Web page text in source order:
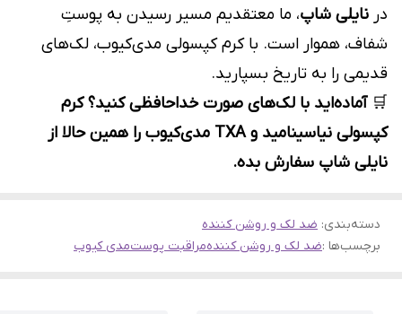
در نایلی شاپ، ما معتقدیم مسیر رسیدن به پوستِ
شفاف، هموار است. با کرم کپسولی مدی‌کیوب، لک‌های
قدیمی را به تاریخ بسپارید.
🛒آماده‌اید با لک‌های صورت خداحافظی کنید؟ کرم
کپسولی نیاسینامید و TXA مدی‌کیوب را همین حالا از
نایلی شاپ سفارش بده.
دسته‌بندی: ضد لک و روشن کننده
برچسب‌ها :ضد لک و روشن کنندهمراقبت پوستمدی کیوب